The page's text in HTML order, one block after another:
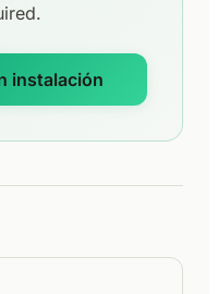
instalación